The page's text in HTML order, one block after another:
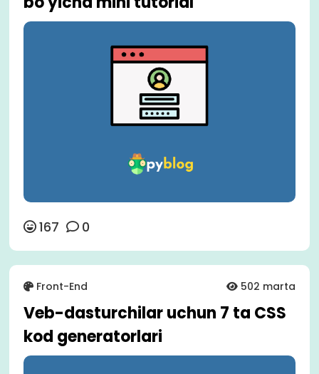
167 0
Front-End 502 marta
Veb-dasturchilar uchun 7 ta CSS
kod generatorlari